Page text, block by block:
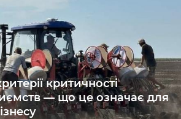
критичності
— що це означає для